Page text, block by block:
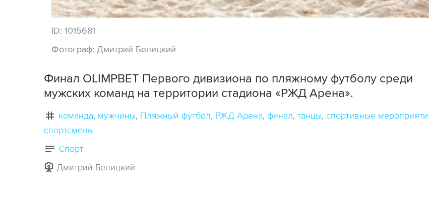
ID: 1015681
Фотограф: Дмитрий Белицкий
Финал OLIMPBET Первого дивизиона по пляжному футболу среди
мужских команд на территории стадиона «РЖД Арена».
команда мужчины Пляжный футбол РЖД Арена финал танцы спортивные
спортсмены
Спорт
Дмитрий Белицкий